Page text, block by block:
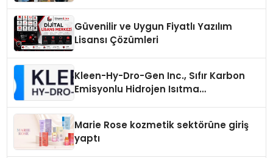
Güvenilir ve Uygun Fiyatlı Yazılım
Lisansı Çözümleri
Kleen-Hy-Dro-Gen Inc., Sıfır Karbon
Emisyonlu Hidrojen Isıtma
Marie Rose kozmetik sektörüne giriş
yaptı